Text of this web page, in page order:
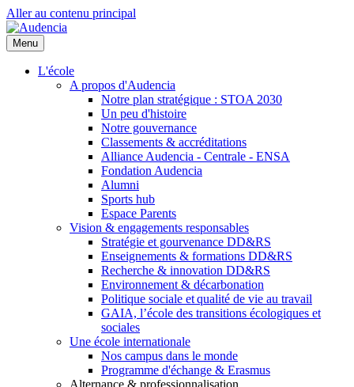
Aller au contenu principal
Menu
L'école
A propos d'Audencia
Notre plan stratégique : STOA 2030
Un peu d'histoire
Notre gouvernance
Classements & accréditations
Alliance Audencia - Centrale - ENSA
Fondation Audencia
Alumni
Sports hub
Espace Parents
Vision & engagements responsables
Stratégie et gourvenance DD&RS
Enseignements & formations DD&RS
Recherche & innovation DD&RS
Environnement & décarbonation
Politique sociale et qualité de vie au travail
GAIA, l’école des transitions écologiques et
sociales
Une école internationale
Nos campus dans le monde
Programme d'échange & Erasmus
Alternance & professionnalisation